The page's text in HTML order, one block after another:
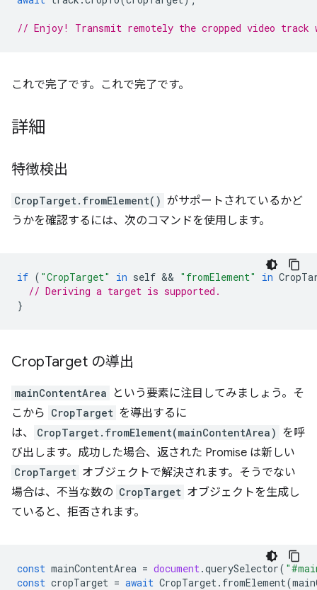
// Enjoy! Transmit remotely the cropped video track
これで完了です。これで完了です。
詳細
特徴検出
CropTarget.fromElement() がサポートされているかど
うかを確認するには、次のコマンドを使用します。
if ( "CropTarget" in self && "fromElement" in
// Deriving a target is supported.
}
CropTarget の導出
mainContentArea
という要素に注目してみましょう。そ
こから CropTarget を導出するに
は、
CropTarget.fromElement(mainContentArea) を呼
び出します。成功した場合、返された Promise は新しい
CropTarget オブジェクトで解決されます。そうでない
場合は、不当な数の CropTarget オブジェクトを生成し
ていると、拒否されます。
const mainContentArea = document .querySelector(
const cropTarget = await CropTarget . fromElement(